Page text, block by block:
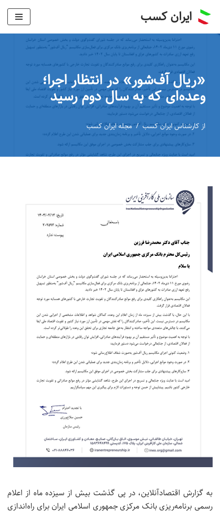
پرش
ایران کسب
«ریال آف‌شور» در انتظار اجرا؛
وعده‌ای که به سال دوم رسید
از کارشناس ایران کسب مجله ایران کسب
به گزارش اقتصادآنلاین، در پی گذشت بیش از سیزده ماه از اعلام
رسمی برنامه‌ریزی بانک مرکزی جمهوری اسلامی ایران برای راه‌اندازی